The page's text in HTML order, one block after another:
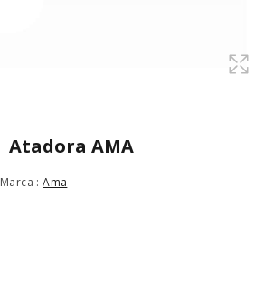
Atadora AMA
Marca :Ama